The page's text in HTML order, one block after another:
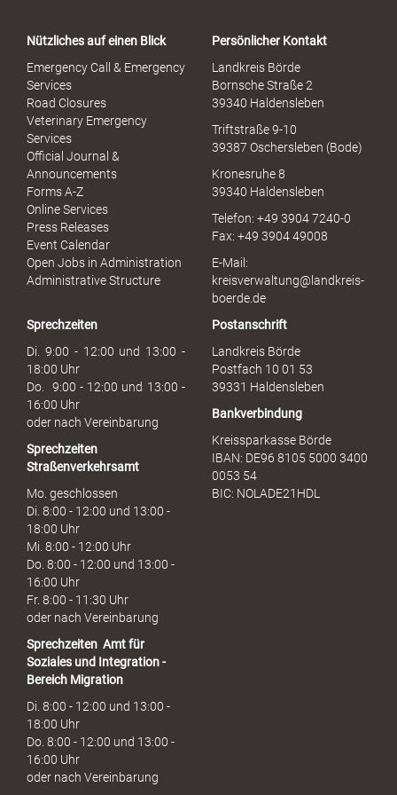
u
h
Nützliches auf einen Blick
Emergency Call & Emergency
Services
Road Closures
Veterinary Emergency
Services
Official Journal &
Announcements
Forms A-Z
Online Services
Press Releases
Event Calendar
Open Jobs in Administration
Administrative Structure
Persönlicher Kontakt
Landkreis Börde
Bornsche Straße 2
39340 Haldensleben
Triftstraße 9-10
39387 Oschersleben (Bode)
Kronesruhe 8
39340 Haldensleben
Telefon: +49 3904 7240-0
Fax: +49 3904 49008
E-Mail:
kreisverwaltung@landkreis-
boerde.de
Sprechzeiten
Di. 9:00 - 12:00 und 13:00 -
18:00 Uhr
Do. 9:00 - 12:00 und 13:00 -
16:00 Uhr
oder nach Vereinbarung
Sprechzeiten
Straßenverkehrsamt
Mo. geschlossen
Di. 8:00 - 12:00 und 13:00 -
18:00 Uhr
Mi. 8:00 - 12:00 Uhr
Do. 8:00 - 12:00 und 13:00 -
16:00 Uhr
Fr. 8:00 - 11:30 Uhr
oder nach Vereinbarung
Sprechzeiten Amt für
Soziales und Integration -
Bereich Migration
Di. 8:00 - 12:00 und 13:00 -
18:00 Uhr
Do. 8:00 - 12:00 und 13:00 -
16:00 Uhr
oder nach Vereinbarung
Postanschrift
Landkreis Börde
Postfach 10 01 53
39331 Haldensleben
Bankverbindung
Kreissparkasse Börde
IBAN: DE96 8105 5000 3400
0053 54
BIC: NOLADE21HDL